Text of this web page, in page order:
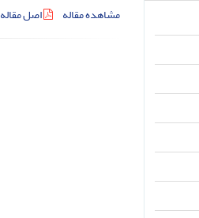
مشاهده مقاله
اصل مقاله